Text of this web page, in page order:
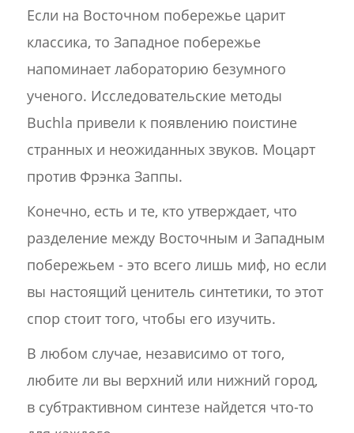
Если на Восточном побережье царит
классика, то Западное побережье
напоминает лабораторию безумного
ученого. Исследовательские методы
Buchla привели к появлению поистине
странных и неожиданных звуков. Моцарт
против Фрэнка Заппы.
Конечно, есть и те, кто утверждает, что
разделение между Восточным и Западным
побережьем - это всего лишь миф, но если
вы настоящий ценитель синтетики, то этот
спор стоит того, чтобы его изучить.
В любом случае, независимо от того,
любите ли вы верхний или нижний город,
в субтрактивном синтезе найдется что-то